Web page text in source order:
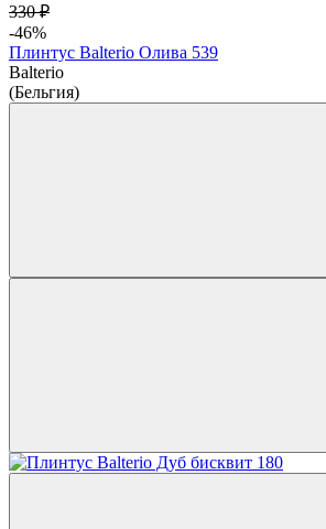
330 ₽
-46%
Плинтус Balterio Олива 539
Balterio
(Бельгия)